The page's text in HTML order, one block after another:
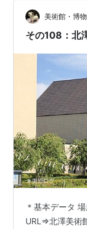
メインだった時
使ってデザイン
クについて -
美術館・博
その108：北
＊基本データ
URL⇒北澤美術